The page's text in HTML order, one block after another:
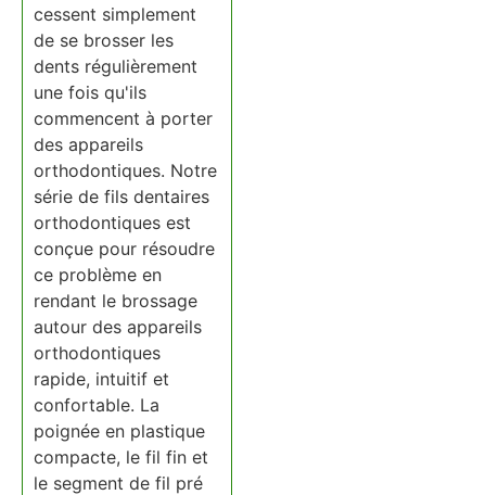
cessent simplement
de se brosser les
dents régulièrement
une fois qu'ils
commencent à porter
des appareils
orthodontiques. Notre
série de fils dentaires
orthodontiques est
conçue pour résoudre
ce problème en
rendant le brossage
autour des appareils
orthodontiques
rapide, intuitif et
confortable. La
poignée en plastique
compacte, le fil fin et
le segment de fil pré